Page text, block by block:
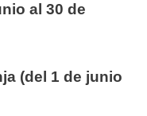
al 30 de
(del 1 de junio